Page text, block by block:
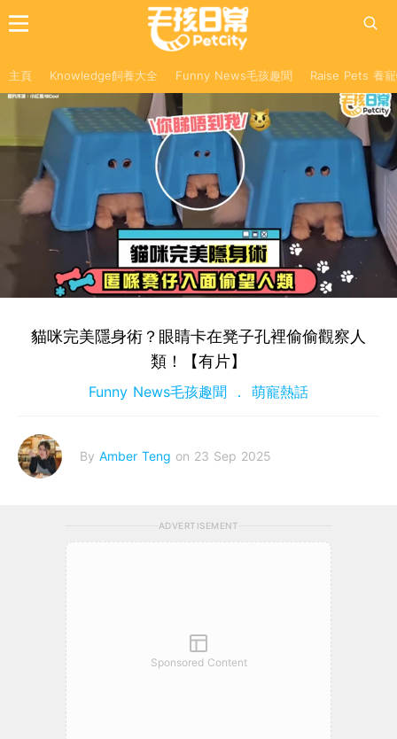
主頁 Knowledge飼養大全 Funny News毛孩趣聞 Raise Pets 養
貓咪完美隱身術？眼睛卡在凳子孔裡偷偷觀察人
類！【有片】
Funny News毛孩趣聞 萌寵熱話
By Amber Teng on 23 Sep 2025
ADVERTISEMENT
Sponsored Content